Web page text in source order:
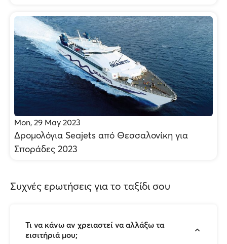
Mon, 29 May 2023
Δρομολόγια Seajets από Θεσσαλονίκη για
Σποράδες 2023
Συχνές ερωτήσεις για το ταξίδι σου
Τι να κάνω αν χρειαστεί να αλλάξω τα
εισιτήριά μου;